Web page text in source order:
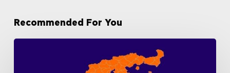
Recommended For You